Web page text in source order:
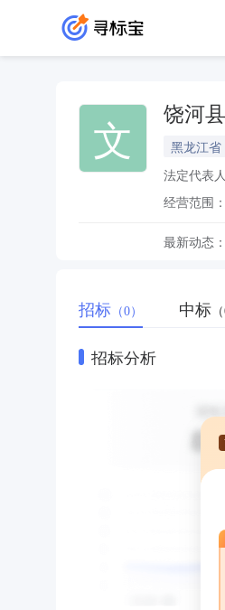
文 饶河
黑龙江
法定代表
经营范围：
最新动态：
招标 （0） 中标
招标分析